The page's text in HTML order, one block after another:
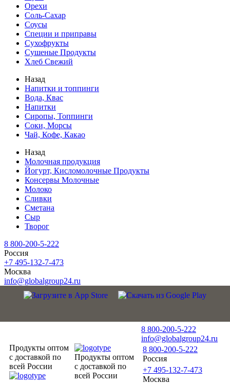
Орехи
Соль-Сахар
Соусы
Специи и приправы
Сухофрукты
Сушеные Продукты
Хлеб Свежий
Назад
Напитки и топпинги
Вода, Квас
Напитки
Сиропы, Топпинги
Соки, Морсы
Чай, Кофе, Какао
Назад
Молочная продукция
Йогурт, Кисломолочные Продукты
Консервы Молочные
Молоко
Сливки
Сметана
Сыр
Творог
8 800-200-5-222
Россия
+7 495-132-7-473
Москва
info@globalgroup24.ru
Продукты оптом
с доставкой по
всей России
Продукты оптом
с доставкой по
всей России
8 800-200-5-222
info@globalgroup24.ru
8 800-200-5-222
Россия
+7 495-132-7-473
Москва